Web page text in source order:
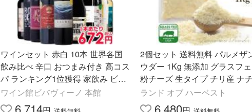
ワインセット 赤白 10本 世界各国
飲み比べ 辛口 おつまみ付き 高コス
パ ランキング1位獲得 家飲み ビバ
ヴィーノ 送料無料 一部除 爆買
ワイン館ビバヴィーノ 本館
6,714
2個セット 送料無料 パルメザ
ウダー 1Kg 無添加 グラスフ
粉チーズ 生タイプ チリ産 ナ
ルチーズ100% セルロース不使
パルメザンチーズ 冷蔵便
ランド オブ ハーベスト
6,480